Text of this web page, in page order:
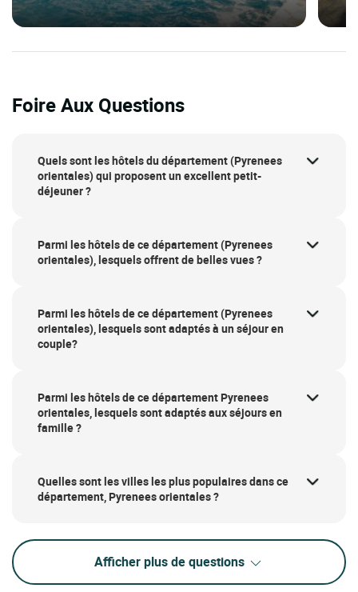
Foire Aux Questions
Quels sont les hôtels du département (Pyrenees
orientales) qui proposent un excellent petit-
déjeuner ?
Parmi les hôtels de ce département (Pyrenees
orientales), lesquels offrent de belles vues ?
Parmi les hôtels de ce département (Pyrenees
orientales), lesquels sont adaptés à un séjour en
couple?
Parmi les hôtels de ce département Pyrenees
orientales, lesquels sont adaptés aux séjours en
famille ?
Quelles sont les villes les plus populaires dans ce
département, Pyrenees orientales ?
Afficher plus de questions